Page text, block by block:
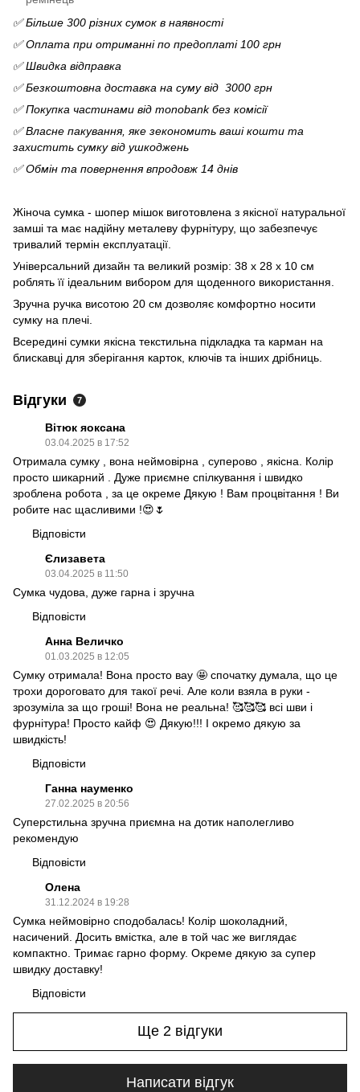
✅ Більше 300 різних сумок в наявності
✅ Оплата при отриманні по предоплаті 100 грн
✅ Швидка відправка
✅ Безкоштовна доставка на суму від 3000 грн
✅ Покупка частинами від monobank без комісії
✅ Власне пакування, яке зекономить ваші кошти та
захистить сумку від ушкоджень
✅ Обмін та повернення впродовж 14 днів
Жіноча сумка - шопер мішок виготовлена з якісної натуральної
замші та має надійну металеву фурнітуру, що забезпечує
тривалий термін експлуатації.
Універсальний дизайн та великий розмір: 38 х 28 x 10 см
роблять її ідеальним вибором для щоденного використання.
Зручна ручка висотою 20 см дозволяє комфортно носити
сумку на плечі.
Всередині сумки якісна текстильна підкладка та карман на
блискавці для зберігання карток, ключів та інших дрібниць.
Відгуки 7
Вітюк яоксана
03.04.2025 в 17:52
Отримала сумку , вона неймовірна , суперово , якісна. Колір
просто шикарний . Дуже приємне спілкування і швидко
зроблена робота , за це окреме Дякую ! Вам процвітання ! Ви
робите нас щасливими !😍🌷
Відповісти
Єлизавета
03.04.2025 в 11:50
Сумка чудова, дуже гарна і зручна
Відповісти
Анна Величко
01.03.2025 в 12:05
Сумку отримала! Вона просто вау 🤩 спочатку думала, що це
трохи дороговато для такої речі. Але коли взяла в руки -
зрозуміла за що гроші! Вона не реальна! 🥰🥰🥰 всі шви і
фурнітура! Просто кайф 😍 Дякую!!! І окремо дякую за
швидкість!
Відповісти
Ганна науменко
27.02.2025 в 20:56
Суперстильна зручна приємна на дотик наполегливо
рекомендую
Відповісти
Олена
31.12.2024 в 19:28
Сумка неймовірно сподобалась! Колір шоколадний,
насичений. Досить вмістка, але в той час же виглядає
компактно. Тримає гарно форму. Окреме дякую за супер
швидку доставку!
Відповісти
Ще 2 відгуки
Написати відгук